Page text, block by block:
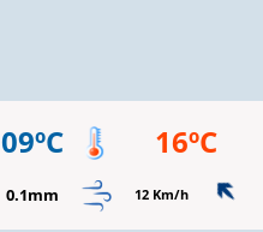
09ºC 16ºC
0.1mm 12 Km/h